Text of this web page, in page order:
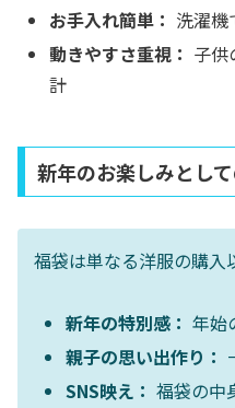
お手入れ簡単： 洗濯機
動きやすさ重視： 子供
計
新年のお楽しみとし
福袋は単なる洋服の購入
新年の特別感： 年始
親子の思い出作り：
SNS映え： 福袋の中